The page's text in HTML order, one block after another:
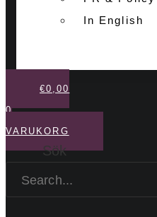
In English
€0,00
0
VARUKORG
Sök